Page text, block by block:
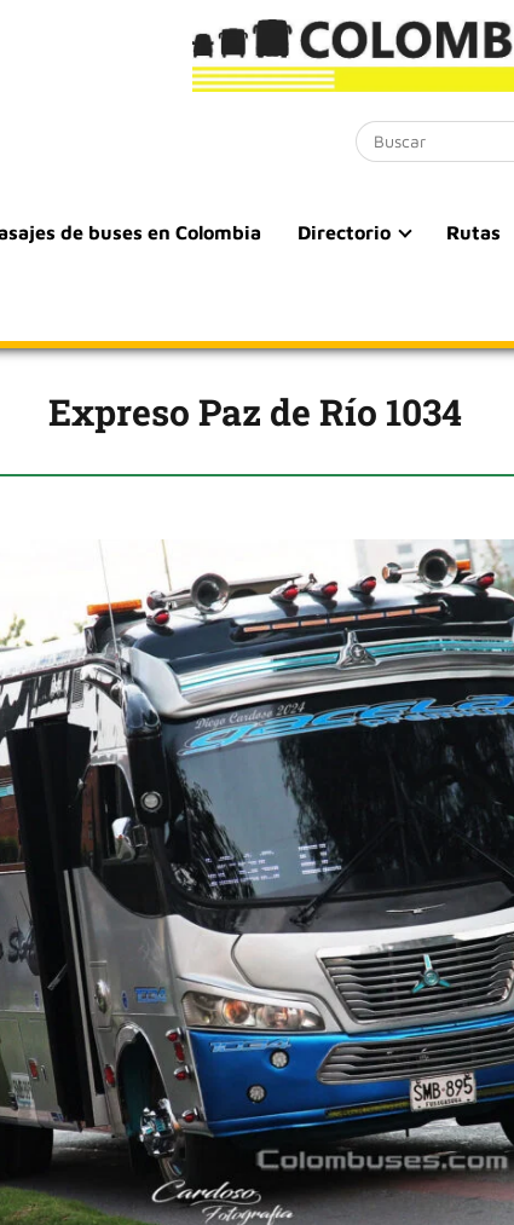
de buses en Colombia Directorio Rutas
Expreso Paz de Río 1034